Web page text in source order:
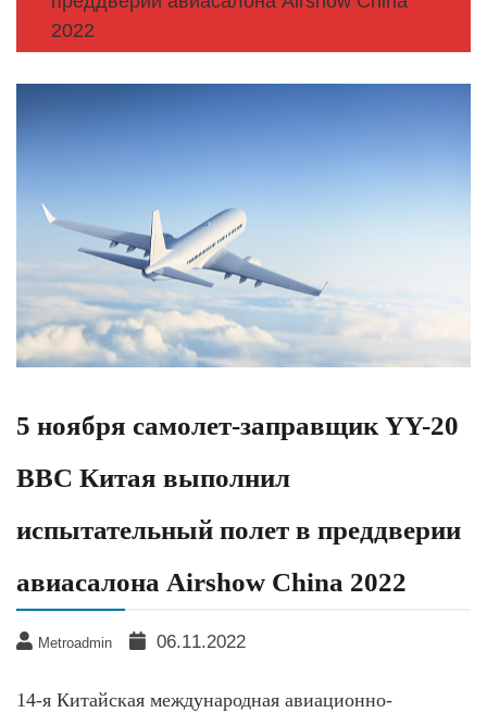
2022
5 ноября самолет-заправщик YY-20
ВВС Китая выполнил
испытательный полет в преддверии
авиасалона Airshow China 2022
Metroadmin 06.11.2022
14-я Китайская международная авиационно-